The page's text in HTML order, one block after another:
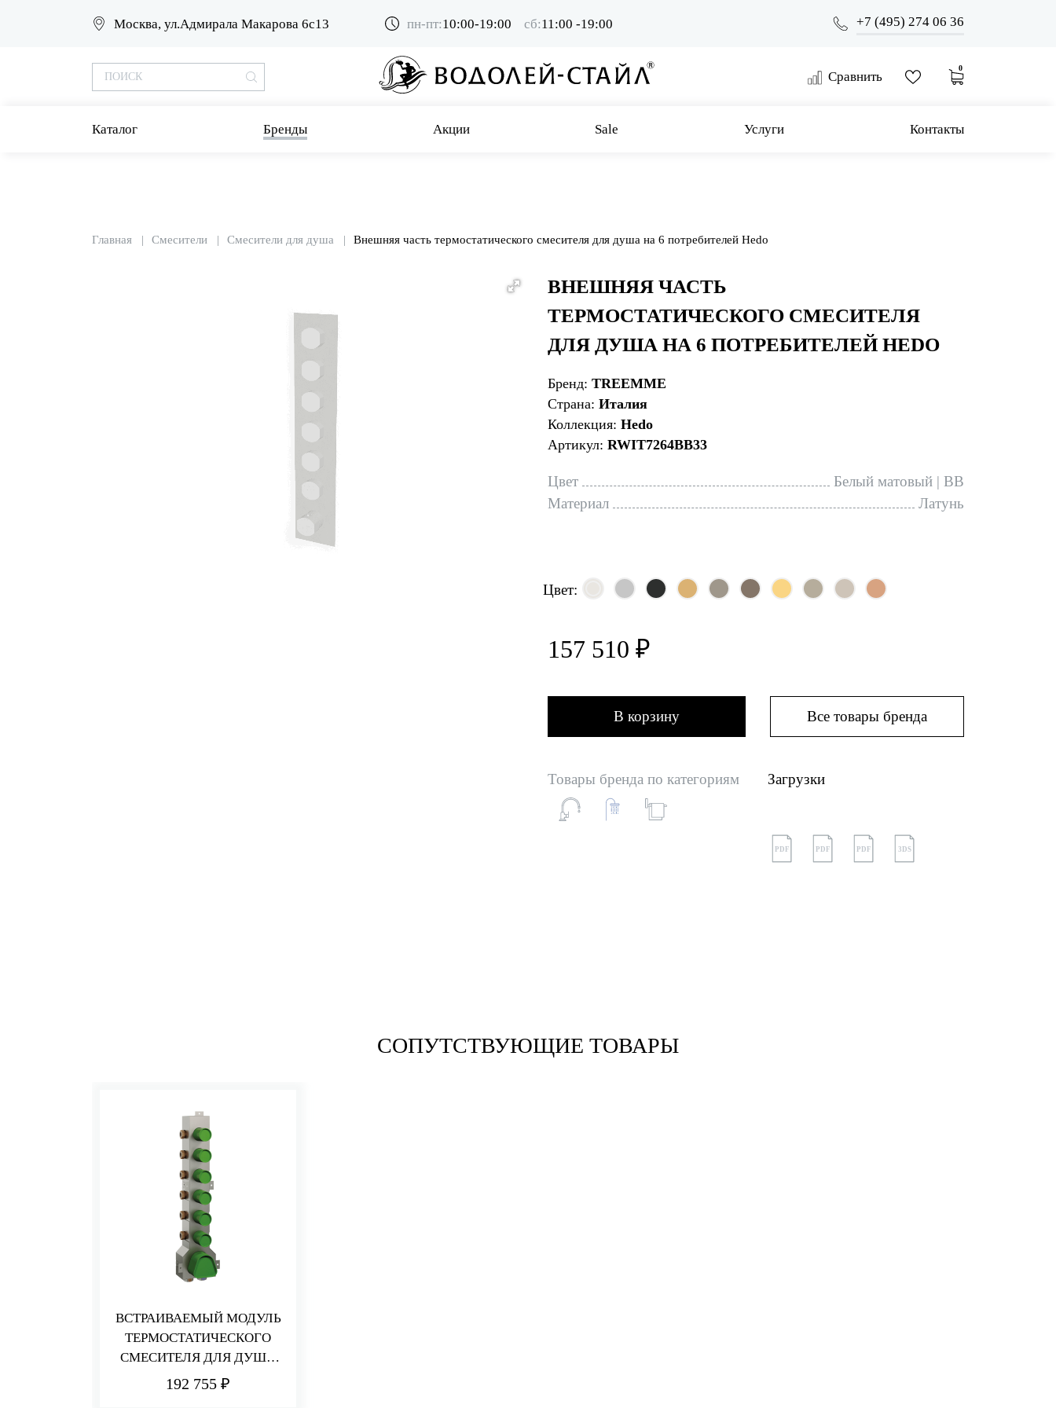
Москва, ул.Адмирала Макарова 6с13 пн-пт:10:00-19:00 сб:11:00 -19:00 +7 (495) 274 06 36
Сравнить
0
Каталог Бренды Акции Sale Услуги Контакты
Главная Смесители Смесители для душа Внешняя часть термостатического смесителя для душа на 6 потребителей Hedo
ВНЕШНЯЯ ЧАСТЬ
ТЕРМОСТАТИЧЕСКОГО СМЕСИТЕЛЯ
ДЛЯ ДУША НА 6 ПОТРЕБИТЕЛЕЙ HEDO
Бренд: TREEMME
Страна: Италия
Коллекция: Hedo
Артикул: RWIT7264BB33
Цвет
Белый матовый | BB
Материал
Латунь
Цвет:
157 510 ₽
В корзину Все товары бренда
Товары бренда по категориям Загрузки
PDF PDF PDF 3DS
СОПУТСТВУЮЩИЕ ТОВАРЫ
ВСТРАИВАЕМЫЙ МОДУЛЬ
ТЕРМОСТАТИЧЕСКОГО
СМЕСИТЕЛЯ ДЛЯ ДУША
НА 6 ПОТРЕБИТЕЛЕЙ
192 755 ₽